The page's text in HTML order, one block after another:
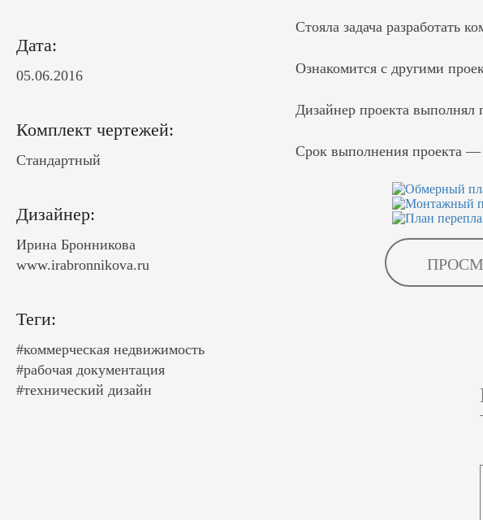
Стояла задача разработать
Ознакомится с другими
Дизайнер проекта выполнял
Срок выполнения проекта —
Дата:
05.06.2016
Комплект чертежей:
Стандартный
Дизайнер:
Ирина Бронникова
www.irabronnikova.ru
Теги:
#коммерческая недвижимость
#рабочая документация
#технический дизайн